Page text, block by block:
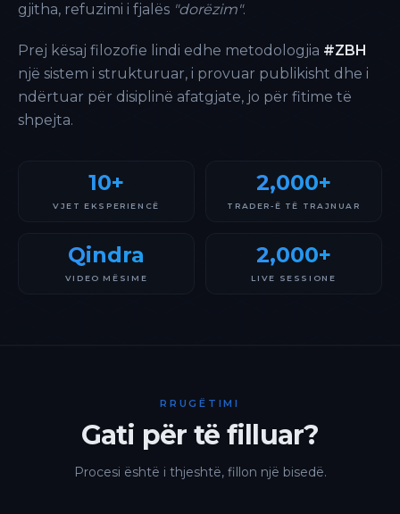
gjitha, refuzimi i fjalës "dorëzim".
Prej kësaj filozofie lindi edhe metodologjia #ZBH
një sistem i strukturuar, i provuar publikisht dhe i
ndërtuar për disiplinë afatgjate, jo për fitime të
shpejta.
10+
VJET EKSPERIENCË
2,000+
TRADER-Ë TË TRAJNUAR
Qindra
VIDEO MËSIME
2,000+
LIVE SESSIONE
RRUGËTIMI
Gati për të filluar?
Procesi është i thjeshtë, fillon një bisedë.